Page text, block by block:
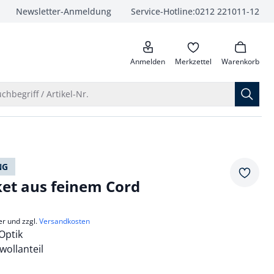
Newsletter-Anmeldung Service-Hotline:0212 221011-12
anrufen
Anmelden Merkzettel Warenkorb
/ Artikel-Nr.
aus feinem Cord
und zzgl.Versandkosten